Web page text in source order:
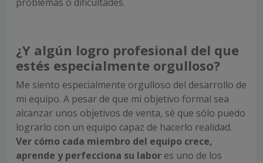
¿Y algún logro profesional del que
estés especialmente orgulloso?
Me siento especialmente orgulloso del desarrollo de
mi equipo. A pesar de que mi objetivo formal sea
alcanzar unos objetivos de venta, sé que sólo puedo
lograrlo con un equipo capaz de hacerlo realidad.
Ver cómo cada miembro del equipo crece,
aprende y perfecciona su labor es uno de los